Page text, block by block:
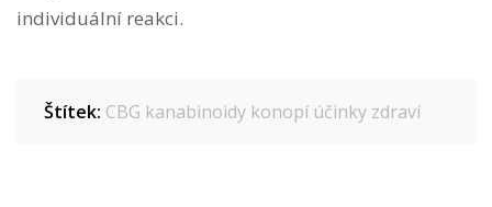
individuální reakci.
Štítek: CBG kanabinoidy konopí účinky zdraví